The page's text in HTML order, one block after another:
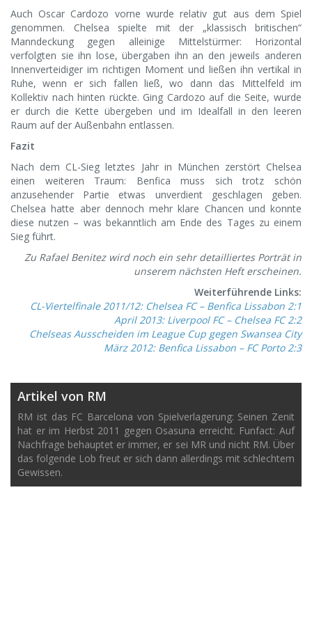
Auch Oscar Cardozo vorne wurde relativ gut aus dem Spiel
genommen. Chelsea spielte mit der „klassisch britischen“
Manndeckung gegen alleinige Mittelstürmer: Horizontal
verfolgten sie ihn lose, übergaben ihn an den jeweils anderen
Innenverteidiger im richtigen Moment und ließen ihn vertikal in
Ruhe, wenn er sich fallen ließ, wo dann das Mittelfeld im
Kollektiv nach hinten rückte. Ging Cardozo auf die Seite, wurde
er durch die Kette übergeben und im Idealfall in den leeren
Raum auf der Außenbahn entlassen.
Fazit
Nach dem CL-Sieg letztes Jahr in München zerstört Chelsea
einen weiteren Traum: Benfica muss sich trotz schön
anzusehender Partie etwas unverdient geschlagen geben.
Chelsea hatte aber dennoch mehr klare Chancen und konnte
diese nutzen – was bekanntlich am Ende des Tages zu einem
Sieg führt.
Zu Rafael Benitez wird noch ein sehr detailliertes Porträt in
unserem nächsten Heft erscheinen.
Weiterführende Links:
CL-Viertelfinale 2011/12: Chelsea FC – Benfica Lissabon 2:1
April 2013: Liverpool FC – Chelsea FC 2:2
Chelseas Ausscheiden im League Cup gegen Swansea City
März 2012: Benfica Lissabon – FC Porto 2:3
Artikel von RM
RM ist das FC Barcelona von Spielverlagerung: Seinen Zenit
hat er im Herbst 2011 gegen Osasuna erreicht. Funfact: Auf
Nachfrage behauptet er immer, er sei MR und nicht RM. Über
das folgende Lob freut er sich dann allerdings mit schlechtem
Gewissen.